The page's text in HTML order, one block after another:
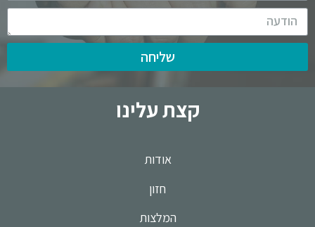
שליחה
קצת עלינו
אודות
חזון
המלצות